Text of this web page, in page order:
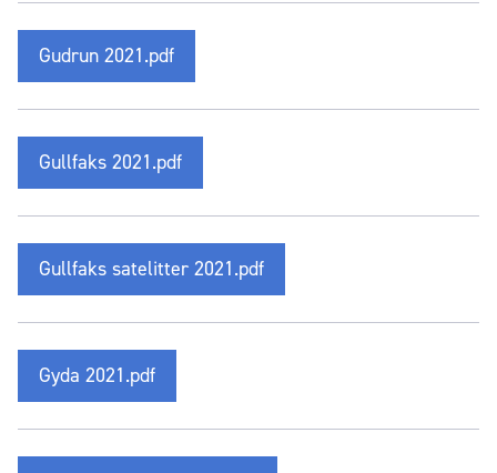
Gudrun 2021.pdf
Gullfaks 2021.pdf
Gullfaks satelitter 2021.pdf
Gyda 2021.pdf